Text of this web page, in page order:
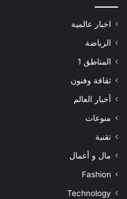
اخبار عالمية
الرياضة
المناطق 1
ثقافة وفنون
أخبار العالم
منوعات
تقنية
مال و أعمال
Fashion
Technology